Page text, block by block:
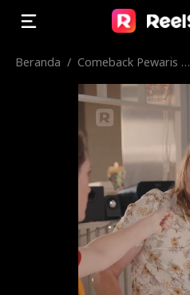
Beranda / Comeback Pewaris El